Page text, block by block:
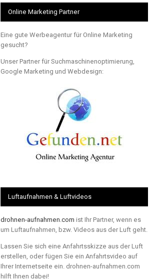
Online Marketing Partner
Eine gute Werbeagentur für Online Marketing
gesucht?
Unser Partner für Suchmaschinenoptimierung,
Google Marketing und Webdesign:
Luftaufnahmen & Luftvideos
drohnen-aufnahmen.com ist Ihr Partner, wenn es
um Luftaufnahmen, bzw. Videos aus der Luft geht.
Lassen Sie sich eine Anfahrtsskizze aus der Luft
erstellen, oder fügen Sie ein Anfahrtsvideo auf
Ihrer Internetseite ein. drohnen-aufnahmen.com
hilft Ihnen dabei!